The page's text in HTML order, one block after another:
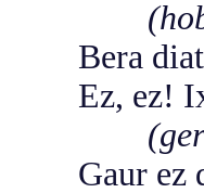
(hobeto
Bera diat!
Ez, ez!
(gero
Gaur ez